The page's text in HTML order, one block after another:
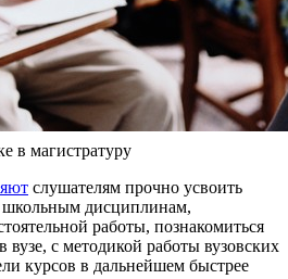
в магистратуру
слушателям прочно усвоить
дисциплинам,
работы, познакомиться
вузе, с методикой работы вузовских
курсов в дальнейшем быстрее